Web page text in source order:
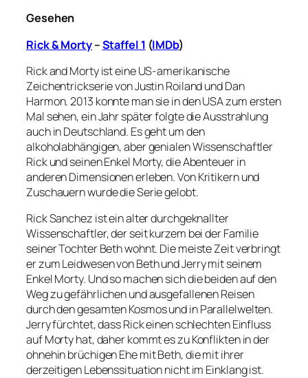
Gesehen
Rick & Morty–Staffel 1 (IMDb)
Rick and Morty ist eine US-amerikanische
Zeichentrickserie von Justin Roiland und Dan
Harmon. 2013 konnte man sie in den USA zum ersten
Mal sehen, ein Jahr später folgte die Ausstrahlung
auch in Deutschland. Es geht um den
alkoholabhängigen, aber genialen Wissenschaftler
Rick und seinen Enkel Morty, die Abenteuer in
anderen Dimensionen erleben. Von Kritikern und
Zuschauern wurde die Serie gelobt.
Rick Sanchez ist ein alter durchgeknallter
Wissenschaftler, der seit kurzem bei der Familie
seiner Tochter Beth wohnt. Die meiste Zeit verbringt
er zum Leidwesen von Beth und Jerry mit seinem
Enkel Morty. Und so machen sich die beiden auf den
Weg zu gefährlichen und ausgefallenen Reisen
durch den gesamten Kosmos und in Parallelwelten.
Jerry fürchtet, dass Rick einen schlechten Einfluss
auf Morty hat, daher kommt es zu Konflikten in der
ohnehin brüchigen Ehe mit Beth, die mit ihrer
derzeitigen Lebenssituation nicht im Einklang ist.